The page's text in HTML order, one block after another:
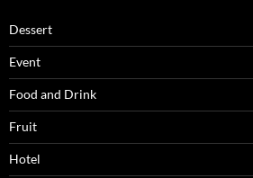
Dessert
Event
Food and Drink
Fruit
Hotel